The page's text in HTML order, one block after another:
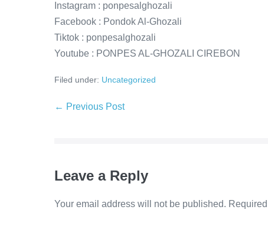
Instagram : ponpesalghozali
Facebook : Pondok Al-Ghozali
Tiktok : ponpesalghozali
Youtube : PONPES AL-GHOZALI CIREBON
Filed under: Uncategorized
Post
← Previous Post
Leave a Reply
Your email address will not be published.